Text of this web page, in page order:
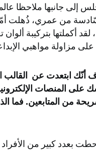
جانبها ملاحظا
من عمري، ذُهلت
أكملتها بتركيبة
مزاولة مواهبي
أنّك ابتعدت عن القالب
المنصات
من المتابعين. فما
بعدد كبير من